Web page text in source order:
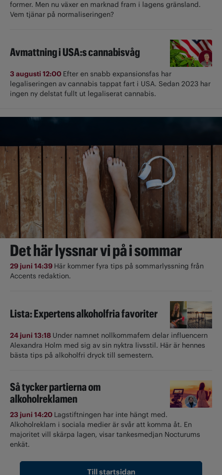
former. Men nu växer en marknad fram i lagens gränsland.
Vem tjänar på normaliseringen?
Avmattning i USA:s cannabisvåg
3 augusti 12:00 Efter en snabb expansionsfas har
legaliseringen av cannabis tappat fart i USA. Sedan 2023 har
ingen ny delstat fullt ut ­legaliserat cannabis.
Det här lyssnar vi på i sommar
29 juni 14:39 Här kommer fyra tips på sommarlyssning från
Accents redaktion.
Lista: Expertens alkoholfria favoriter
24 juni 13:18 Under namnet nollkommafem delar influencern
Alexandra Holm med sig av sin nyktra livsstil. Här är hennes
bästa tips på alkoholfri dryck till semestern.
Så tycker partierna om
alkoholreklamen
23 juni 14:20 Lagstiftningen har inte hängt med.
Alkoholreklam i sociala medier är svår att komma åt. En
majoritet vill skärpa lagen, visar tankesmedjan Nocturums
enkät.
Till startsidan